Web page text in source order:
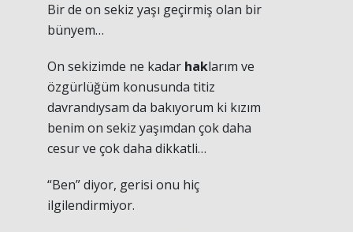
Bir de on sekiz yaşı geçirmiş olan bir
bünyem…
On sekizimde ne kadar haklarım ve
özgürlüğüm konusunda titiz
davrandıysam da bakıyorum ki kızım
benim on sekiz yaşımdan çok daha
cesur ve çok daha dikkatli…
“Ben” diyor, gerisi onu hiç
ilgilendirmiyor.